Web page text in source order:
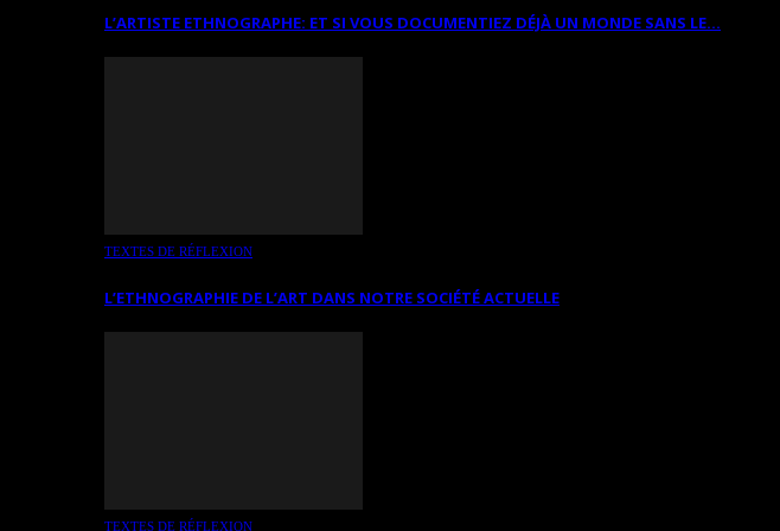
L’ARTISTE ETHNOGRAPHE: ET SI VOUS DOCUMENTIEZ DÉJÀ UN MONDE SANS LE…
TEXTES DE RÉFLEXION
L’ETHNOGRAPHIE DE L’ART DANS NOTRE SOCIÉTÉ ACTUELLE
TEXTES DE RÉFLEXION